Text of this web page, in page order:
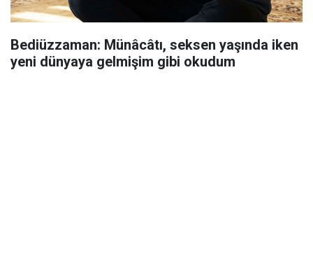
Bediüzzaman: Münâcâtı, seksen yaşında iken
yeni dünyaya gelmişim gibi okudum